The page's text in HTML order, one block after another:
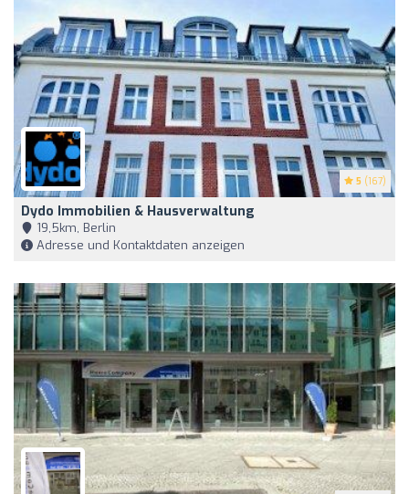
5 (167)
Dydo Immobilien & Hausverwaltung
19,5km, Berlin
Adresse und Kontaktdaten anzeigen